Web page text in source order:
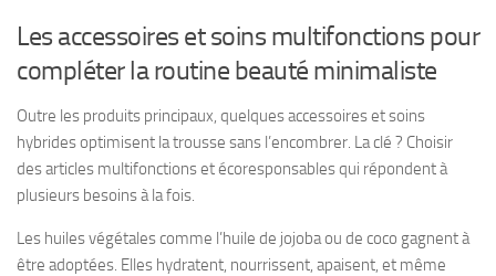
Les accessoires et soins multifonctions pour
compléter la routine beauté minimaliste
Outre les produits principaux, quelques accessoires et soins
hybrides optimisent la trousse sans l’encombrer. La clé ? Choisir
des articles multifonctions et écoresponsables qui répondent à
plusieurs besoins à la fois.
Les huiles végétales comme l’huile de jojoba ou de coco gagnent à
être adoptées. Elles hydratent, nourrissent, apaisent, et même